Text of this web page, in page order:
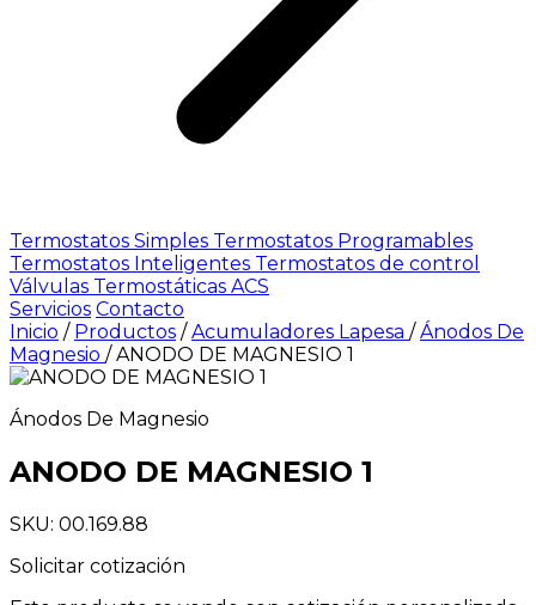
Termostatos Simples Termostatos Programables
Termostatos Inteligentes Termostatos de control
Válvulas Termostáticas ACS
Servicios Contacto
Inicio / Productos /Acumuladores Lapesa /Ánodos De
Magnesio /ANODO DE MAGNESIO 1
Ánodos De Magnesio
ANODO DE MAGNESIO 1
SKU: 00.169.88
Solicitar cotización